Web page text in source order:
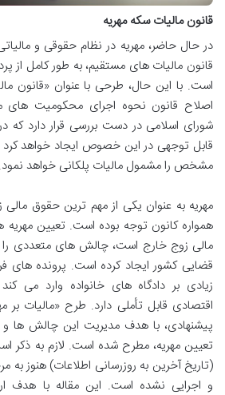
قانون مالیات سکه مهریه
قانون مالیات های مستقیم، به طور کامل از
است. با این حال، طرحی با عنوان «قانون
اصلاح قانون نحوه اجرای محکومیت های
شورای اسلامی در دست بررسی قرار دارد
قابل توجهی در این خصوص ایجاد خواهد کرد
مشخص را مشمول مالیات پلکانی خواهد نمود.
مهریه به عنوان یکی از مهم ترین حقوق مالی
همواره کانون توجه بوده است. تعیین مهریه
مالی زوج خارج است، چالش های متعددی را
قضایی کشور ایجاد کرده است. پرونده های
زیادی بر دادگاه های خانواده وارد می
اقتصادی قابل تأملی دارد. طرح «مالیات بر
پیشنهادی، با هدف مدیریت این چالش ها و
تعیین مهریه، مطرح شده است. لازم به ذکر
(تاریخ آخرین به روزرسانی اطلاعات) هنوز به
و اجرایی نشده است. این مقاله با هدف